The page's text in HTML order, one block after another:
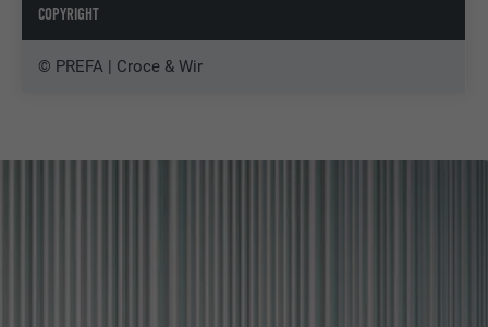
COPYRIGHT
© PREFA | Croce & Wir